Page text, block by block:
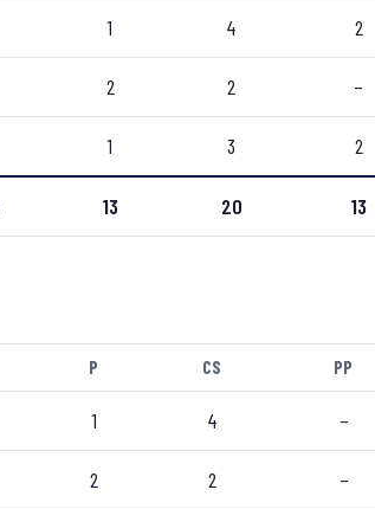
1 4 2
2 2 –
1 3 2
13 20 13
P CS PP
1 4 –
2 2 –